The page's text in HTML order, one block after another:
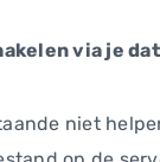
via je
niet